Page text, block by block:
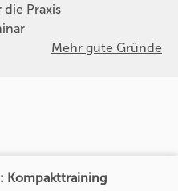
die Praxis
Mehr gute Gründe
Kompakttraining